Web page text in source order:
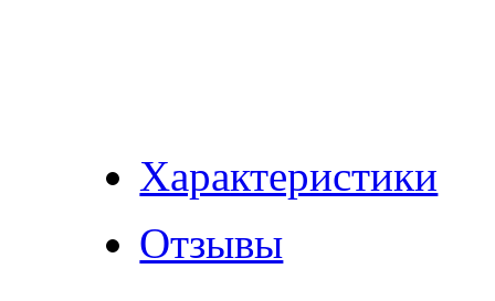
Характеристики
Отзывы